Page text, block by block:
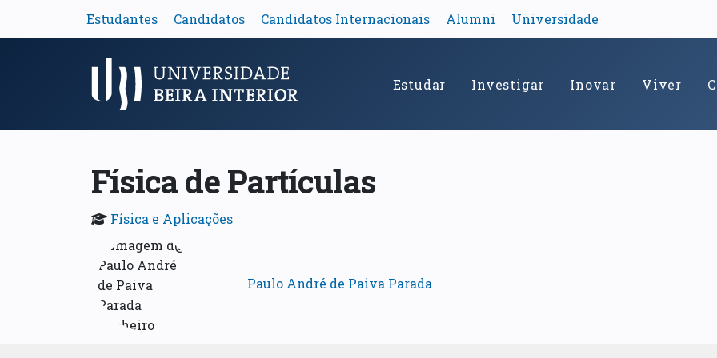
Estudantes Candidatos Candidatos Internacionais Alumni Universidade
Menu Principal Estudar Investigar Inovar Viver
Física de Partículas
Física e Aplicações
Paulo André de Paiva Parada